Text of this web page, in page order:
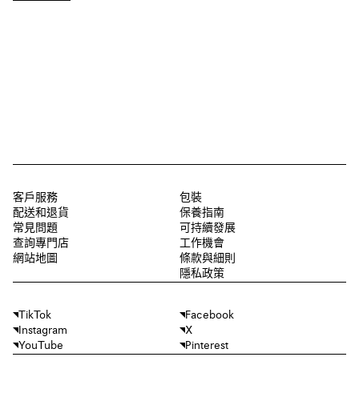
客戶服務
配送和退貨
常見問題
查詢專門店
網站地圖
包裝
保養指南
可持續發展
工作機會
條款與細則
隱私政策
TikTok
Facebook
Instagram
X
YouTube
Pinterest